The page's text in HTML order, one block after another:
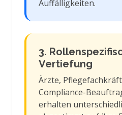
Auffälligkeiten.
3.
Vertiefung
Ärzte,
Compliance-
erhalten